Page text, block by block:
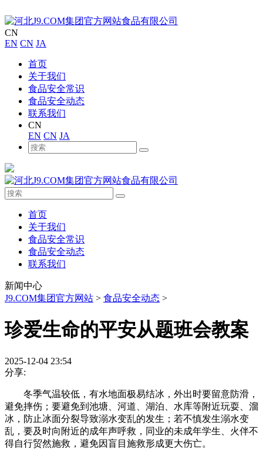
CN
EN CN JA
首页
关于我们
食品安全常识
食品安全动态
联系我们
CN
EN CN JA
首页
关于我们
食品安全常识
食品安全动态
联系我们
新闻中心
J9.COM集团官方网站 > 食品安全动态 >
珍爱生命的平安从题班会教案
2025-12-04 23:54
分享:
冬季气温较低，有水地面极易结冰，外出时要留意防滑，
避免摔伤；要避免到池塘、河道、湖泊、水库等附近玩耍、溜
冰，防止冰面分裂导致溺水变乱的发生；若不慎发生溺水变
乱，要及时向附近的成年声呼救，同业的未成年学生、火伴不
得自行贸然施救，避免因盲目施救形成更大伤亡。